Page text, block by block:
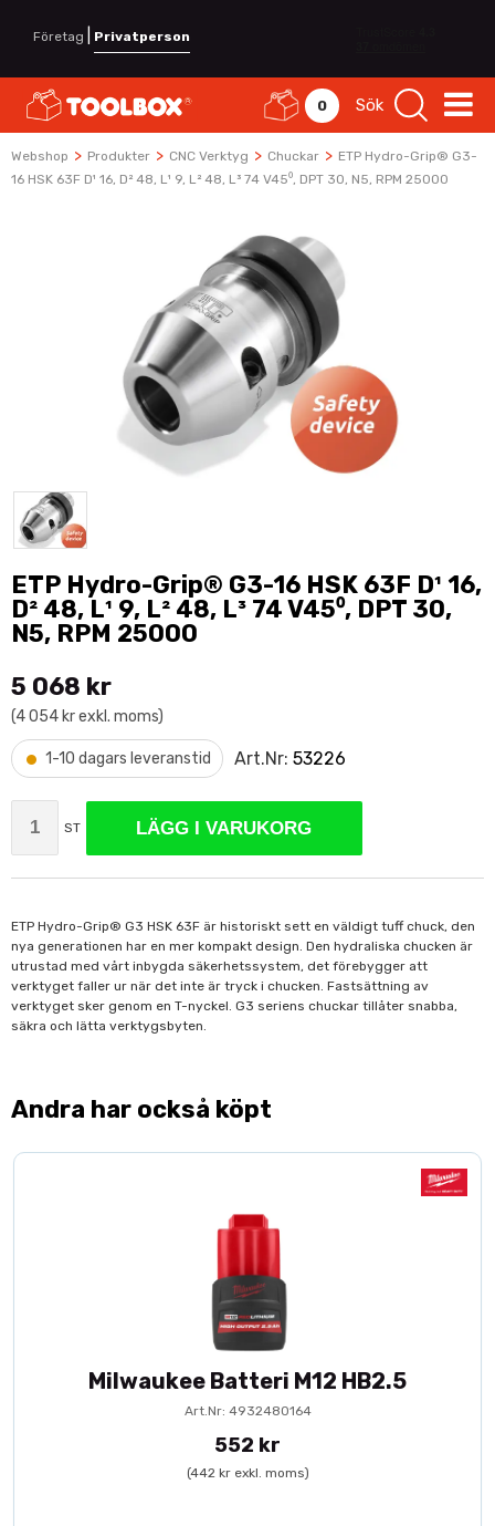
Företag Privatperson
0 Sök
Webshop > Produkter > CNC Verktyg > Chuckar > ETP Hydro-Grip® G3-
16 HSK 63F D¹ 16, D² 48, L¹ 9, L² 48, L³ 74 V45⁰, DPT 30, N5, RPM 25000
ETP Hydro-Grip® G3-16 HSK 63F D¹ 16,
D² 48, L¹ 9, L² 48, L³ 74 V45⁰, DPT 30,
N5, RPM 25000
5 068 kr
(4 054 kr exkl. moms)
• 1-10 dagars leveranstid Art.Nr: 53226
ST LÄGG I VARUKORG
ETP Hydro-Grip® G3 HSK 63F är historiskt sett en väldigt tuff chuck, den
nya generationen har en mer kompakt design. Den hydraliska chucken är
utrustad med vårt inbygda säkerhetssystem, det förebygger att
verktyget faller ur när det inte är tryck i chucken. Fastsättning av
verktyget sker genom en T-nyckel. G3 seriens chuckar tillåter snabba,
säkra och lätta verktygsbyten.
Andra har också köpt
Milwaukee Batteri M12 HB2.5
Art.Nr: 4932480164
552 kr
(442 kr exkl. moms)